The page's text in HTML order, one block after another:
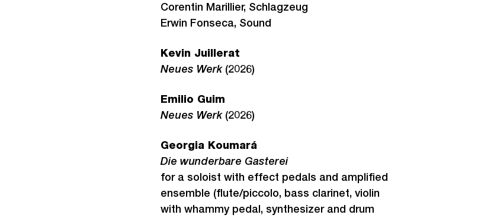
Corentin Marillier, Schlagzeug
Erwin Fonseca, Sound
Kevin Juillerat
Neues Werk (2026)
Emilio Guim
Neues Werk (2026)
Georgia Koumará
Die wunderbare Gasterei
for a soloist with effect pedals and amplified
ensemble (flute/piccolo, bass clarinet, violin
with whammy pedal, synthesizer and drum